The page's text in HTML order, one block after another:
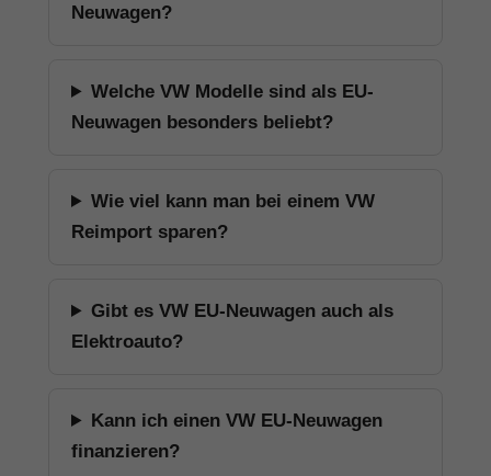
Neuwagen?
Welche VW Modelle sind als EU-
Neuwagen besonders beliebt?
Wie viel kann man bei einem VW
Reimport sparen?
Gibt es VW EU-Neuwagen auch als
Elektroauto?
Kann ich einen VW EU-Neuwagen
finanzieren?